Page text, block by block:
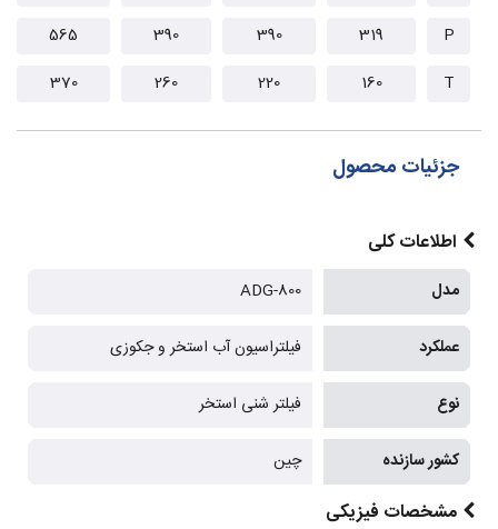
P
319
390
390
565
T
160
220
260
370
جزئیات محصول
اطلاعات کلی
مدل ADG-800
عملکرد فیلتراسیون آب استخر و جکوزی
نوع فیلتر شنی استخر
کشور سازنده چین
مشخصات فیزیکی